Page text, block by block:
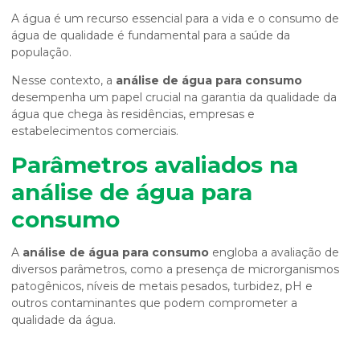
A água é um recurso essencial para a vida e o consumo de
água de qualidade é fundamental para a saúde da
população.
Nesse contexto, a análise de água para consumo
desempenha um papel crucial na garantia da qualidade da
água que chega às residências, empresas e
estabelecimentos comerciais.
Parâmetros avaliados na
análise de água para
consumo
A análise de água para consumo engloba a avaliação de
diversos parâmetros, como a presença de microrganismos
patogênicos, níveis de metais pesados, turbidez, pH e
outros contaminantes que podem comprometer a
qualidade da água.